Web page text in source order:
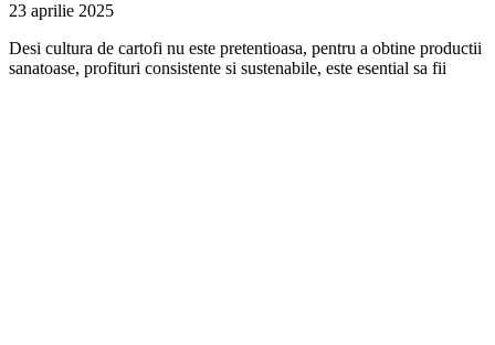
23 aprilie 2025
Desi cultura de cartofi nu este pretentioasa, pentru a obtine productii
sanatoase, profituri consistente si sustenabile, este esential sa fii